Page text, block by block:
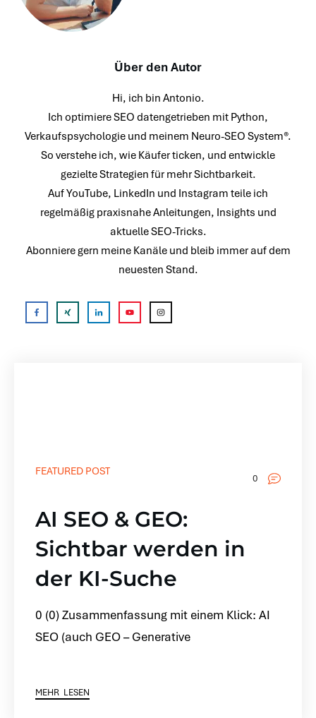
Über den Autor
Hi, ich bin Antonio.
Ich optimiere SEO datengetrieben mit Python,
Verkaufspsychologie und meinem Neuro-SEO System®.
So verstehe ich, wie Käufer ticken, und entwickle
gezielte Strategien für mehr Sichtbarkeit.
Auf YouTube, LinkedIn und Instagram teile ich
regelmäßig praxisnahe Anleitungen, Insights und
aktuelle SEO-Tricks.
Abonniere gern meine Kanäle und bleib immer auf dem
neuesten Stand.
FEATURED POST
0
AI SEO & GEO:
Sichtbar werden in
der KI-Suche
0 (0) Zusammenfassung mit einem Klick: AI
SEO (auch GEO – Generative
MEHR LESEN